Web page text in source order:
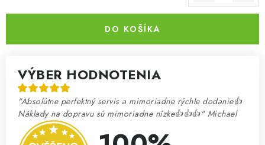
DO KOŠÍKA
VÝBER HODNOTENIA
"Absolútne perfektný servis a mimoriadne rýchle dodanie👍
Náklady na dopravu sú mimoriadne nízke👍👍👍" Michael